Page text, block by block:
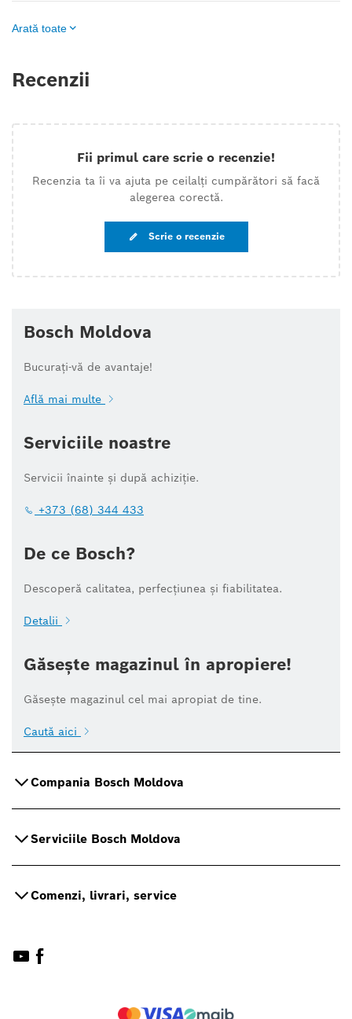
Arată toate
Recenzii
Fii primul care scrie o recenzie!
Recenzia ta îi va ajuta pe ceilalți cumpărători să facă
alegerea corectă.
Scrie o recenzie
Bosch Moldova
Bucurați-vă de avantaje!
Află mai multe
Serviciile noastre
Servicii înainte și după achiziție.
+373 (68) 344 433
De ce Bosch?
Descoperă calitatea, perfecțiunea și fiabilitatea.
Detalii
Găsește magazinul în apropiere!
Găsește magazinul cel mai apropiat de tine.
Caută aici
Compania Bosch Moldova
Serviciile Bosch Moldova
Comenzi, livrari, service